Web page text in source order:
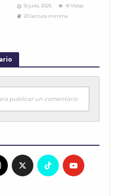
15 julio, 2026
41 Vistas
20 Lectura mínima
publicar un comentario